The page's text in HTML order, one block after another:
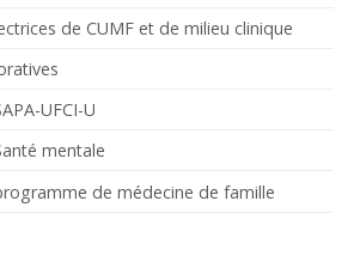
de CUMF et de milieu clinique
UFCI-U
mentale
de médecine de famille